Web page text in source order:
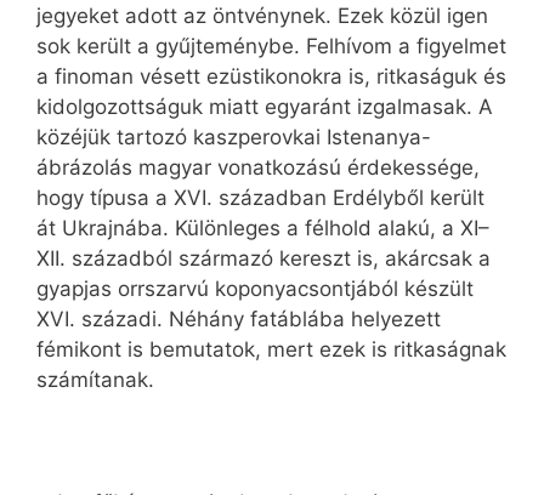
jegyeket adott az öntvénynek. Ezek közül igen
sok került a gyűjteménybe. Felhívom a figyelmet
a finoman vésett ezüstikonokra is, ritkaságuk és
kidolgozottságuk miatt egyaránt izgalmasak. A
közéjük tartozó kaszperovkai Istenanya-
ábrázolás magyar vonatkozású érdekessége,
hogy típusa a XVI. században Erdélyből került
át Ukrajnába. Különleges a félhold alakú, a XI–
XII. századból származó kereszt is, akárcsak a
gyapjas orrszarvú koponyacsontjából készült
XVI. századi. Néhány fatáblába helyezett
fémikont is bemutatok, mert ezek is ritkaságnak
számítanak.